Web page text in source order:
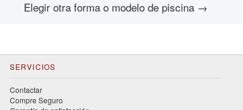
Elegir otra forma o modelo de piscina →
SERVICIOS
Contactar
Compre Seguro